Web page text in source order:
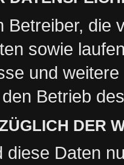
Betreiber, die
sowie
und
Betrieb
DER
diese Daten